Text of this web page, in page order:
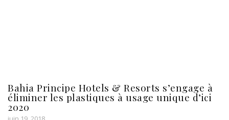
Bahia Principe Hotels & Resorts s’engage à
éliminer les plastiques à usage unique d’ici
2020